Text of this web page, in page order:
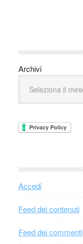
Archivi
Accedi
Feed dei contenuti
Feed dei commenti